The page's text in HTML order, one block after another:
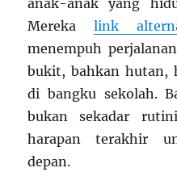
anak-anak yang
Merekalink
menempuh
bukit, bahkan hutan,
di bangku sekolah.
bukan sekadar
harapan terakhir
depan.